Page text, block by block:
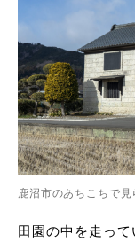
鹿沼市のあちこちで見
田園の中を走っ